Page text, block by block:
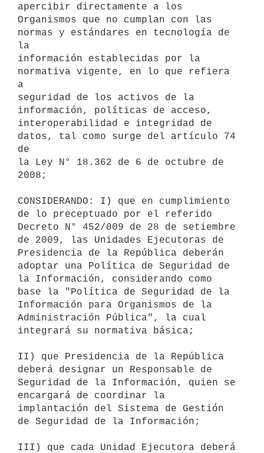
apercibir directamente a los
Organismos que no cumplan con las
normas y estándares en tecnología de
la
información establecidas por la
normativa vigente, en lo que refiera
a
seguridad de los activos de la
información, políticas de acceso,
interoperabilidad e integridad de
datos, tal como surge del artículo 74
de
la Ley N° 18.362 de 6 de octubre de
2008;
CONSIDERANDO: I) que en cumplimiento
de lo preceptuado por el referido
Decreto N° 452/009 de 28 de setiembre
de 2009, las Unidades Ejecutoras de
Presidencia de la República deberán
adoptar una Política de Seguridad de
la Información, considerando como
base la "Política de Seguridad de la
Información para Organismos de la
Administración Pública", la cual
integrará su normativa básica;
II) que Presidencia de la República
deberá designar un Responsable de
Seguridad de la Información, quien se
encargará de coordinar la
implantación del Sistema de Gestión
de Seguridad de la Información;
III) que cada Unidad Ejecutora deberá